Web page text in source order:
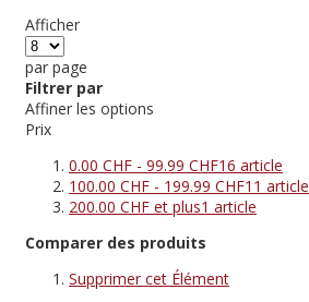
Afficher
par page
Filtrer par
Affiner les options
Prix
0.00 CHF - 99.99 CHF16 article
100.00 CHF - 199.99 CHF11 article
200.00 CHF et plus1 article
Comparer des produits
Supprimer cet Élément